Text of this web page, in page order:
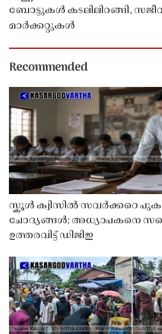
ബോട്ടുകൾ കടലിലിറങ്ങി,
മാർക്കറ്റുകൾ
Recommended
സ്കൂൾ ക്വിസിൽ സവർക്കറെ
ചോദ്യങ്ങൾ; അധ്യാപകനെ
ഉത്തരവിട്ട് ഡിജിഇ